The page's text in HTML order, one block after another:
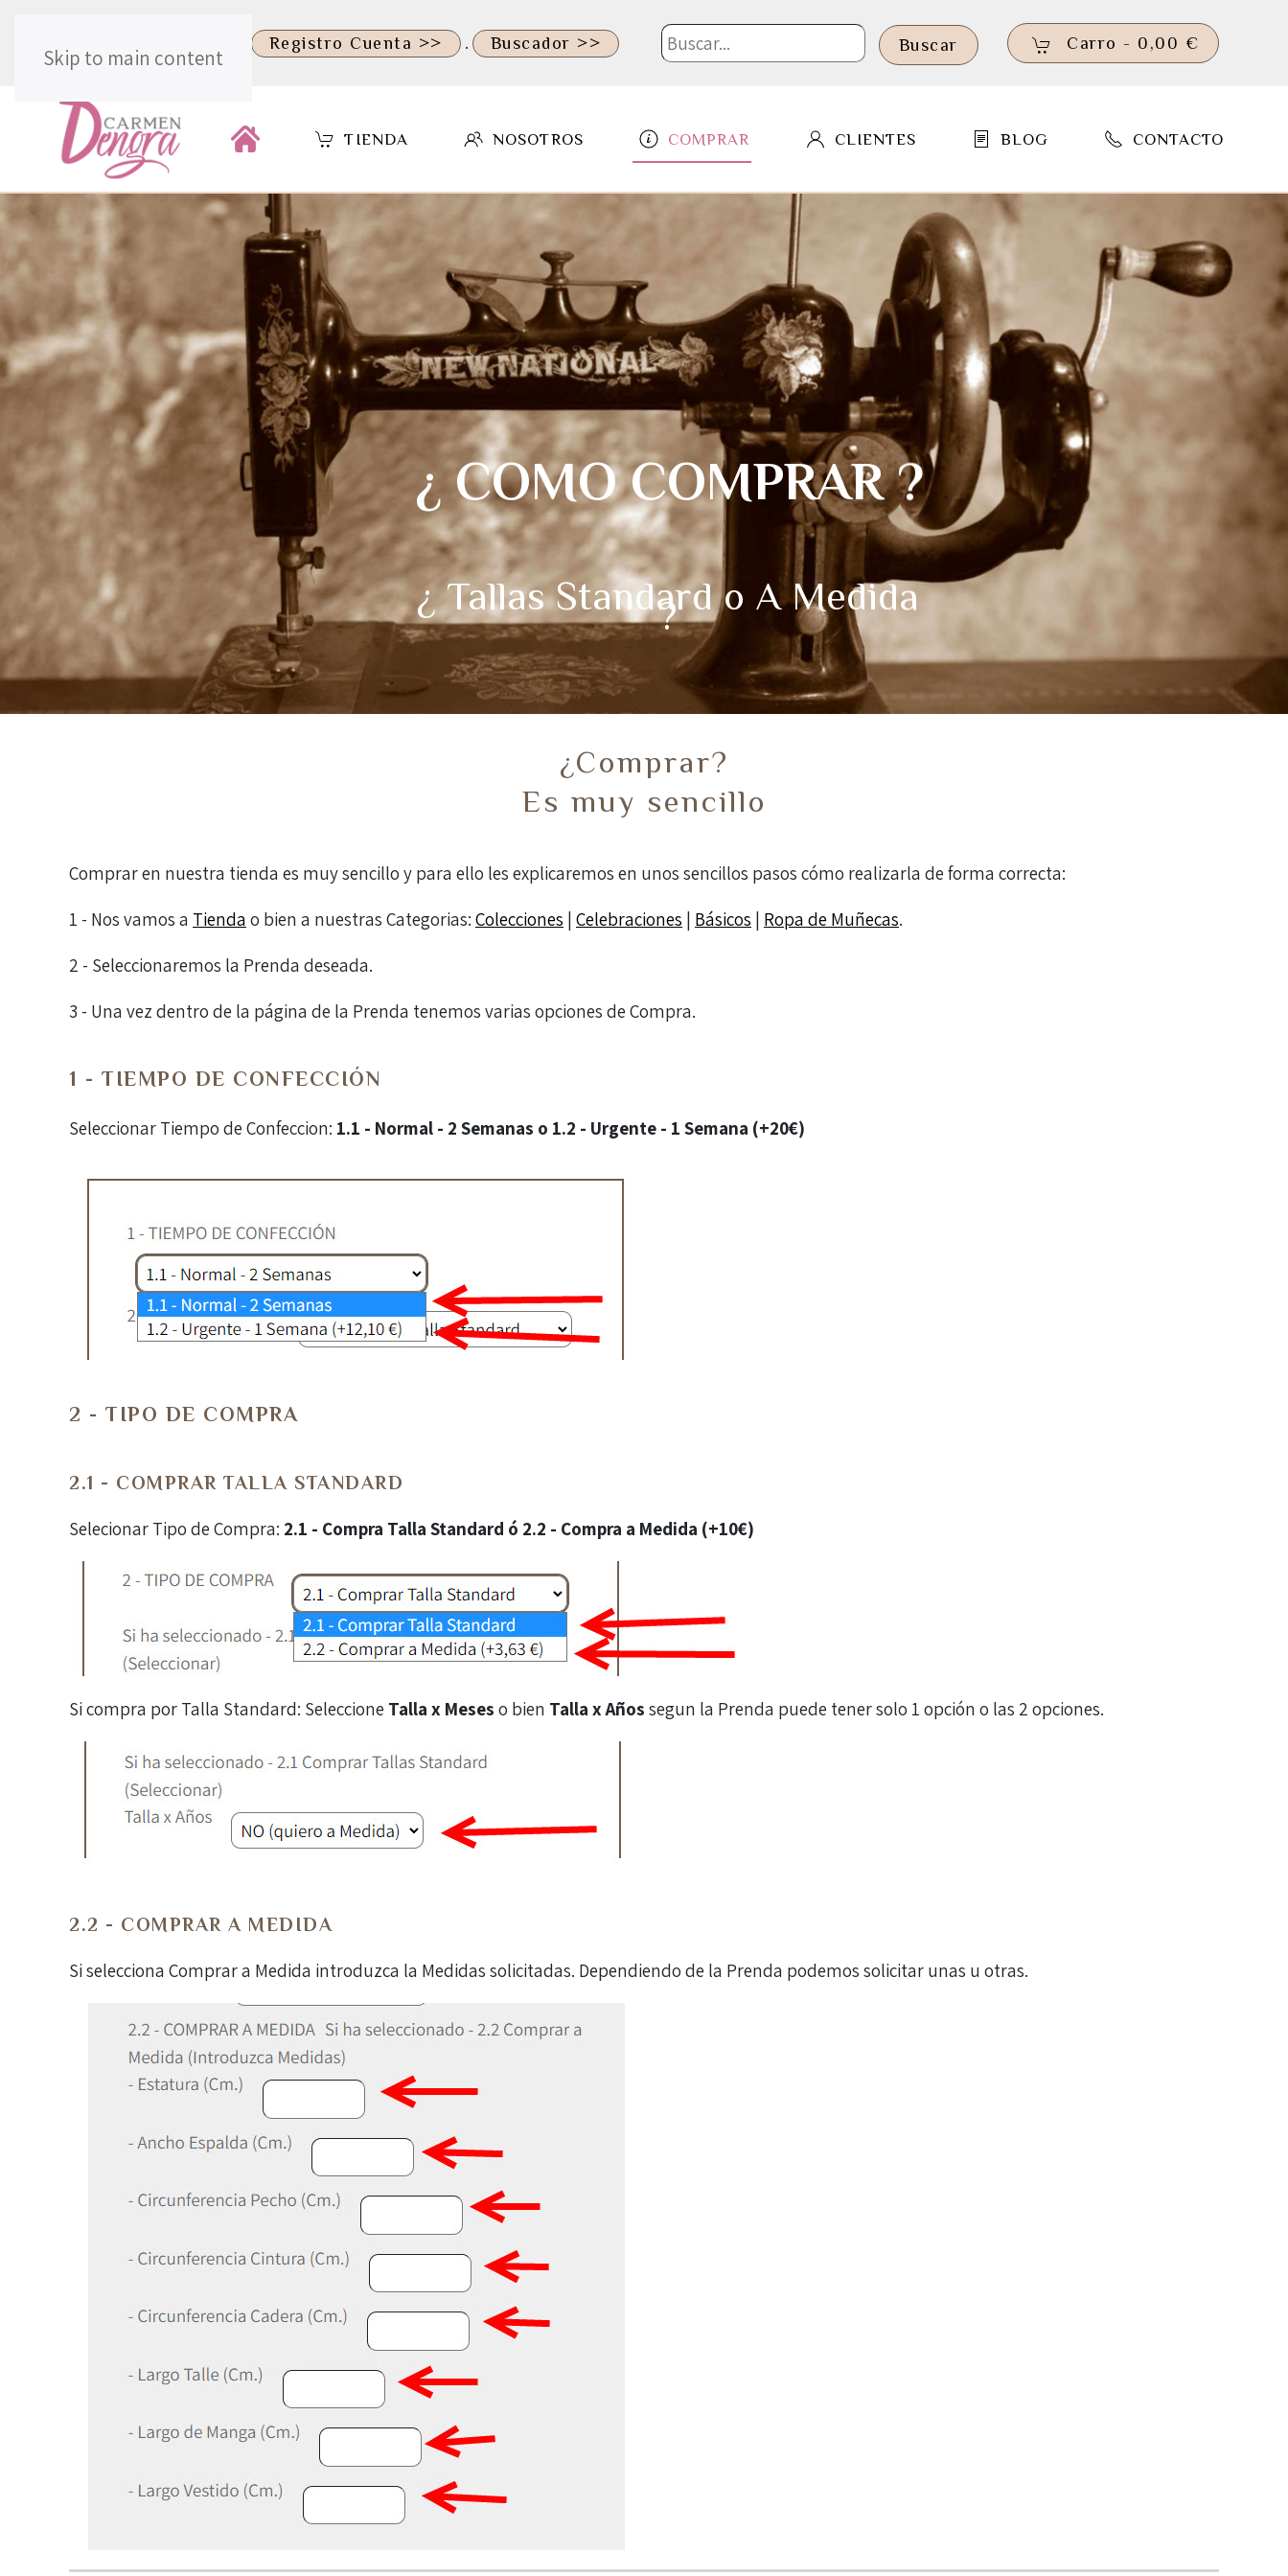
Skip to main content
Registro Cuenta >> . Buscador >> Buscar Carro - 0,00 €
TIENDA NOSOTROS COMPRAR CLIENTES BLOG CONTACTO
¿ COMO COMPRAR ?
¿ Tallas Standard o A Medida
?
¿Comprar?
Es muy sencillo
Comprar en nuestra tienda es muy sencillo y para ello les explicaremos en unos sencillos pasos cómo realizarla de forma correcta:
1 - Nos vamos a Tienda o bien a nuestras Categorias: Colecciones | Celebraciones | Básicos | Ropa de Muñecas.
2 - Seleccionaremos la Prenda deseada.
3 - Una vez dentro de la página de la Prenda tenemos varias opciones de Compra.
1 - TIEMPO DE CONFECCIÓN
Seleccionar Tiempo de Confeccion: 1.1 - Normal - 2 Semanas o 1.2 - Urgente - 1 Semana (+20€)
2 - TIPO DE COMPRA
2.1 - COMPRAR TALLA STANDARD
Selecionar Tipo de Compra: 2.1 - Compra Talla Standard ó 2.2 - Compra a Medida (+10€)
Si compra por Talla Standard: Seleccione Talla x Meses o bien Talla x Años segun la Prenda puede tener solo 1 opción o las 2 opciones.
2.2 - COMPRAR A MEDIDA
Si selecciona Comprar a Medida introduzca la Medidas solicitadas. Dependiendo de la Prenda podemos solicitar unas u otras.